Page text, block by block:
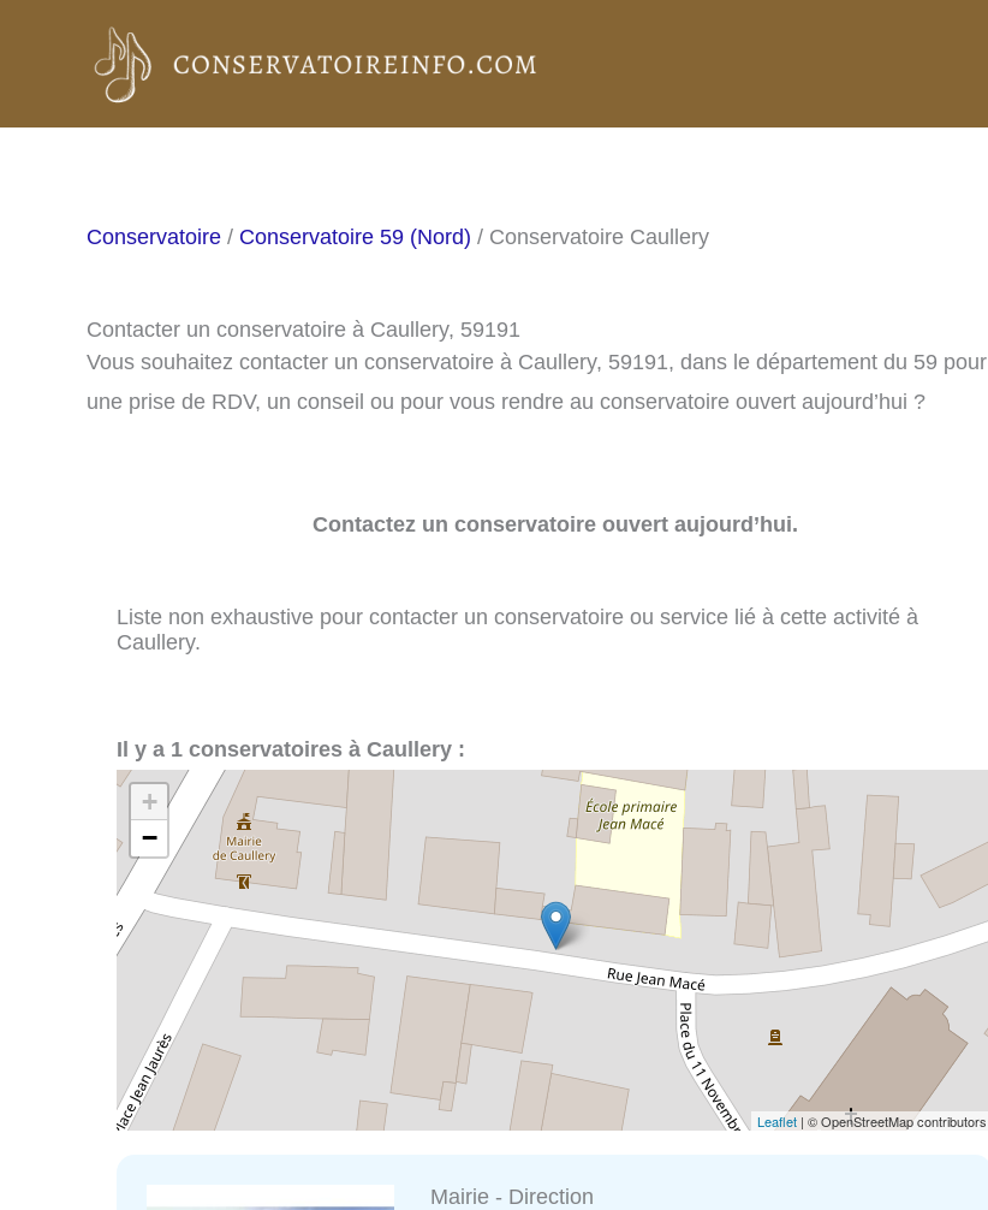
Conservatoire / Conservatoire 59 (Nord) / Conservatoire Caullery
Contacter un conservatoire à Caullery, 59191
Vous souhaitez contacter un conservatoire à Caullery, 59191, dans le département du 59 pour
une prise de RDV, un conseil ou pour vous rendre au conservatoire ouvert aujourd’hui ?
Contactez un conservatoire ouvert aujourd’hui.
Liste non exhaustive pour contacter un conservatoire ou service lié à cette activité à
Caullery.
Il y a 1 conservatoires à Caullery :
+
−
Leaflet | © OpenStreetMap contributors
Mairie - Direction